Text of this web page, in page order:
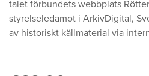
talet förbundets webbplats
styrelseledamot i ArkivDigital,
av historiskt källmaterial via